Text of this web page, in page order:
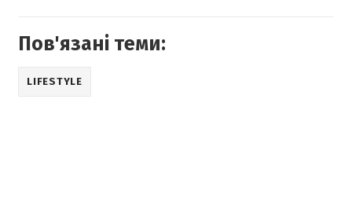
Пов'язані теми:
LIFESTYLE